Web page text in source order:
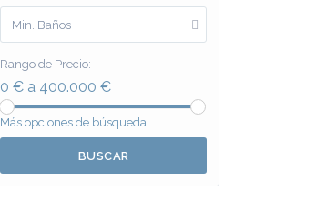
Min. Baños
Rango de Precio:
0 € a 400.000 €
Más opciones de búsqueda
BUSCAR